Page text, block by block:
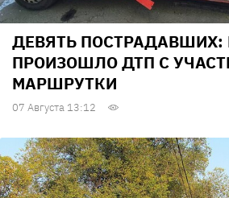
ДЕВЯТЬ ПОСТРАДАВШИХ:
ПРОИЗОШЛО ДТП С
МАРШРУТКИ
07 Августа 13:12